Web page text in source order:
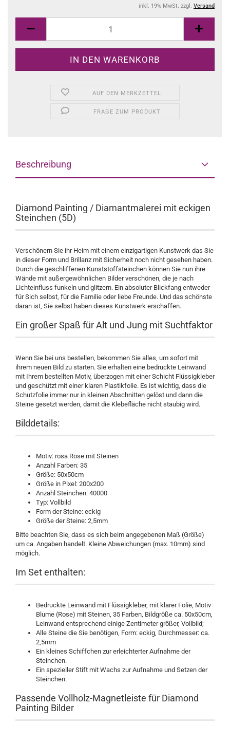
inkl. 19% MwSt. zzgl. Versand
AUF DEN MERKZETTEL
FRAGE ZUM PRODUKT
Beschreibung
Diamond Painting / Diamantmalerei mit eckigen
Steinchen (5D)
Verschönern Sie ihr Heim mit einem einzigartigen Kunstwerk das Sie
in dieser Form und Brillanz mit Sicherheit noch nicht gesehen haben.
Durch die geschliffenen Kunststoffsteinchen können Sie nun ihre
Wände mit außergewöhnlichen Bilder verschönen, die je nach
Lichteinfluss funkeln und glitzern. Ein absoluter Blickfang entweder
für Sich selbst, für die Familie oder liebe Freunde. Und das schönste
daran ist, Sie selbst haben dieses Kunstwerk erschaffen.
Ein großer Spaß für Alt und Jung mit Suchtfaktor
Wenn Sie bei uns bestellen, bekommen Sie alles, um sofort mit
ihrem neuen Bild zu starten. Sie erhalten eine bedruckte Leinwand
mit Ihrem bestellten Motiv, überzogen mit einer Schicht Flüssigkleber
und geschützt mit einer klaren Plastikfolie. Es ist wichtig, dass die
Schutzfolie immer nur in kleinen Abschnitten gelöst und dann die
Steine gesetzt werden, damit die Klebefläche nicht staubig wird.
Bilddetails:
Motiv: rosa Rose mit Steinen
Anzahl Farben: 35
Größe: 50x50cm
Größe in Pixel: 200x200
Anzahl Steinchen: 40000
Typ: Vollbild
Form der Steine: eckig
Größe der Steine: 2,5mm
Bitte beachten Sie, dass es sich beim angegebenen Maß (Größe)
um ca. Angaben handelt. Kleine Abweichungen (max. 10mm) sind
möglich.
Im Set enthalten:
Bedruckte Leinwand mit Flüssigkleber, mit klarer Folie, Motiv
Blume (Rose) mit Steinen, 35 Farben, Bildgröße ca. 50x50cm,
Leinwand entsprechend einige Zentimeter größer, Vollbild;
Alle Steine die Sie benötigen, Form: eckig, Durchmesser: ca.
2,5mm
Ein kleines Schiffchen zur erleichterter Aufnahme der
Steinchen.
Ein spezieller Stift mit Wachs zur Aufnahme und Setzen der
Steinchen.
Passende Vollholz-Magnetleiste für Diamond
Painting Bilder